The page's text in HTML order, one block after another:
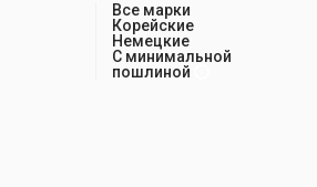
Все марки
Корейские
Немецкие
С минимальной
пошлиной